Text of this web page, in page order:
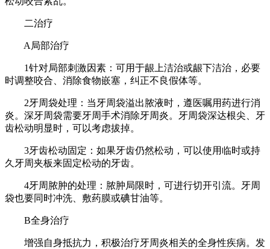
二治疗
A局部治疗
1针对局部刺激因素：可用于龈上洁治或龈下洁治，必要
时调整咬合、消除食物嵌塞，纠正不良假体等。
2牙周袋处理：当牙周袋溢出脓液时，遵医嘱用药进行消
炎。深牙周袋需要牙周手术消除牙周炎。牙周袋深达根尖、牙
齿松动明显时，可以考虑拔掉。
3牙齿松动固定：如果牙齿仍然松动，可以使用临时或持
久牙周夹板来固定松动的牙齿。
4牙周脓肿的处理：脓肿局限时，可进行切开引流。牙周
袋也要同时冲洗、敷药膜或碘甘油等。
B全身治疗
增强自身抵抗力，积极治疗牙周炎相关的全身性疾病。发